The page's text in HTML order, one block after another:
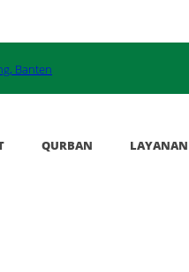
Banten
QURBAN LAYANAN